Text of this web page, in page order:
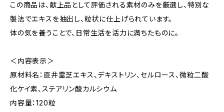
この商品は、献上品として評価される素材のみを厳選し、特別な
製法でエキスを抽出し、粒状に仕上げられています。
体の気を養うことで、日常生活を活力に満ちたものに。
＜内容表示＞
原材料名：直井霊芝エキス、デキストリン、セルロース、微粒二酸
化ケイ素、ステアリン酸カルシウム
内容量：120粒